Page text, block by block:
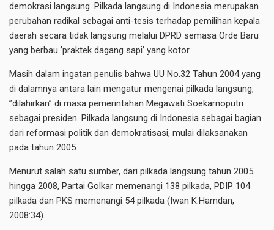
demokrasi langsung. Pilkada langsung di Indonesia merupakan
perubahan radikal sebagai anti-tesis terhadap pemilihan kepala
daerah secara tidak langsung melalui DPRD semasa Orde Baru
yang berbau ’praktek dagang sapi’ yang kotor.
Masih dalam ingatan penulis bahwa UU No.32 Tahun 2004 yang
di dalamnya antara lain mengatur mengenai pilkada langsung,
”dilahirkan” di masa pemerintahan Megawati Soekarnoputri
sebagai presiden. Pilkada langsung di Indonesia sebagai bagian
dari reformasi politik dan demokratisasi, mulai dilaksanakan
pada tahun 2005.
Menurut salah satu sumber, dari pilkada langsung tahun 2005
hingga 2008, Partai Golkar memenangi 138 pilkada, PDIP 104
pilkada dan PKS memenangi 54 pilkada (Iwan K.Hamdan,
2008:34).